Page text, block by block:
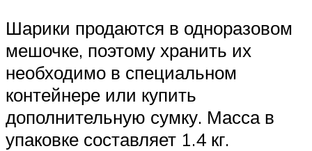
Шарики продаются в одноразовом
мешочке, поэтому хранить их
необходимо в специальном
контейнере или купить
дополнительную сумку. Масса в
упаковке составляет 1.4 кг.